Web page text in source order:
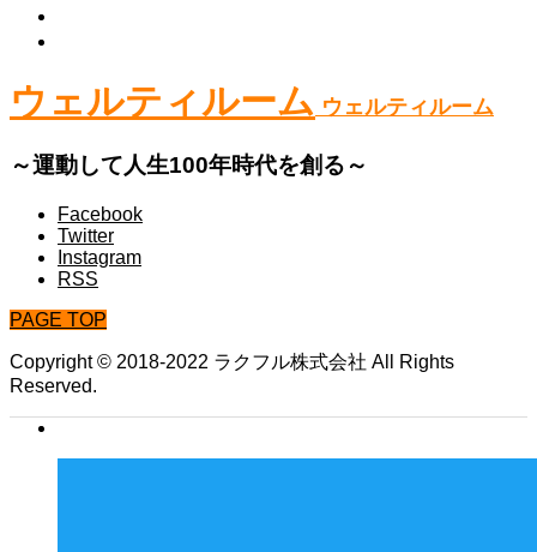
ウェルティルーム ウェルティルーム
～運動して人生100年時代を創る～
Facebook
Twitter
Instagram
RSS
PAGE TOP
Copyright © 2018-2022 ラクフル株式会社 All Rights
Reserved.